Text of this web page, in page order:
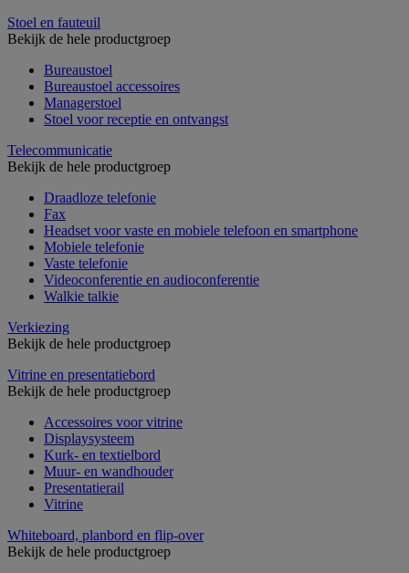
Stoel en fauteuil
Bekijk de hele productgroep
Bureaustoel
Bureaustoel accessoires
Managerstoel
Stoel voor receptie en ontvangst
Telecommunicatie
Bekijk de hele productgroep
Draadloze telefonie
Fax
Headset voor vaste en mobiele telefoon en smartphone
Mobiele telefonie
Vaste telefonie
Videoconferentie en audioconferentie
Walkie talkie
Verkiezing
Bekijk de hele productgroep
Vitrine en presentatiebord
Bekijk de hele productgroep
Accessoires voor vitrine
Displaysysteem
Kurk- en textielbord
Muur- en wandhouder
Presentatierail
Vitrine
Whiteboard, planbord en flip-over
Bekijk de hele productgroep